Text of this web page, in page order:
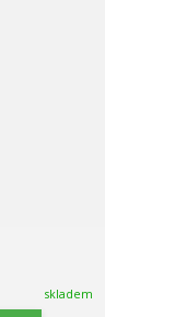
skladem